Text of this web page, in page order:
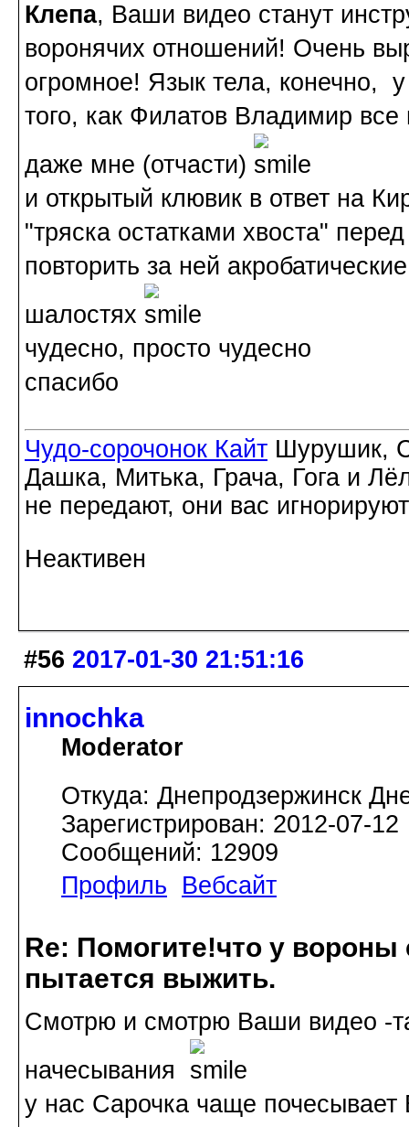
Клепа, Ваши видео станут
воронячих отношений! Очень
огромное! Язык тела, конечно,
того, как Филатов Владимир
даже мне (отчасти)
и открытый клювик в ответ на
"тряска остатками хвоста"
повторить за ней
шалостях
чудесно, просто чудесно
спасибо
Чудо-сорочонок Кайт Шурушик,
Дашка, Митька, Грача, Гога и
не передают, они вас игнорируют
Неактивен
#56 2017-01-30 21:51:16
innochka
Moderator
Откуда: Днепродзержинск
Зарегистрирован: 2012-07-12
Сообщений: 12909
Профиль
Вебсайт
Re: Помогите!что у
пытается выжить.
Смотрю и смотрю Ваши видео -
начесывания
у нас Сарочка чаще